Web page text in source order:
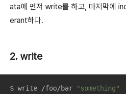
ata에 먼저 write를 하고, 마지막에
erant하다.
2. write
$ write /foo/bar "something"